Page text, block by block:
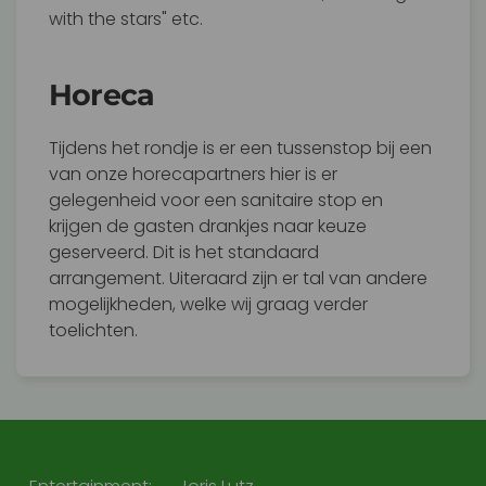
with the stars" etc.
Horeca
Tijdens het rondje is er een tussenstop bij een
van onze horecapartners hier is er
gelegenheid voor een sanitaire stop en
krijgen de gasten drankjes naar keuze
geserveerd. Dit is het standaard
arrangement. Uiteraard zijn er tal van andere
mogelijkheden, welke wij graag verder
toelichten.